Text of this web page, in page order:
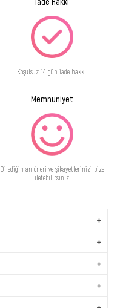
Koşulsuz 14 gün iade hakkı.
Memnuniyet
Dilediğin an öneri ve şikayetlerinizi bize
iletebilirsiniz.